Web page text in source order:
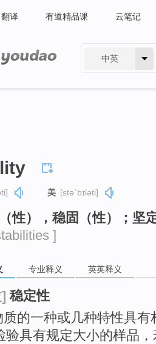
翻译 有道精品课 云笔记
中英
美 [stəˈbɪləti]
性），稳固（性）；坚
]
专业释义 英英释义
稳定性
质的一种或几种特性具
验具有规定大小的样品